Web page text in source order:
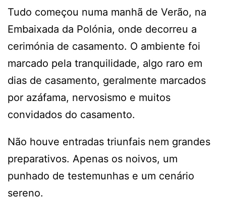
Tudo começou numa manhã de Verão, na
Embaixada da Polónia, onde decorreu a
cerimónia de casamento. O ambiente foi
marcado pela tranquilidade, algo raro em
dias de casamento, geralmente marcados
por azáfama, nervosismo e muitos
convidados do casamento.
Não houve entradas triunfais nem grandes
preparativos. Apenas os noivos, um
punhado de testemunhas e um cenário
sereno.